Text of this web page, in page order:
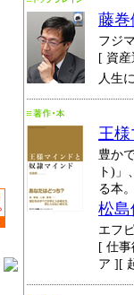
藤巻
フジ
[ 資
人生
王様
豊か
ト)
る本
松島
エフ
[ 仕
ア ][